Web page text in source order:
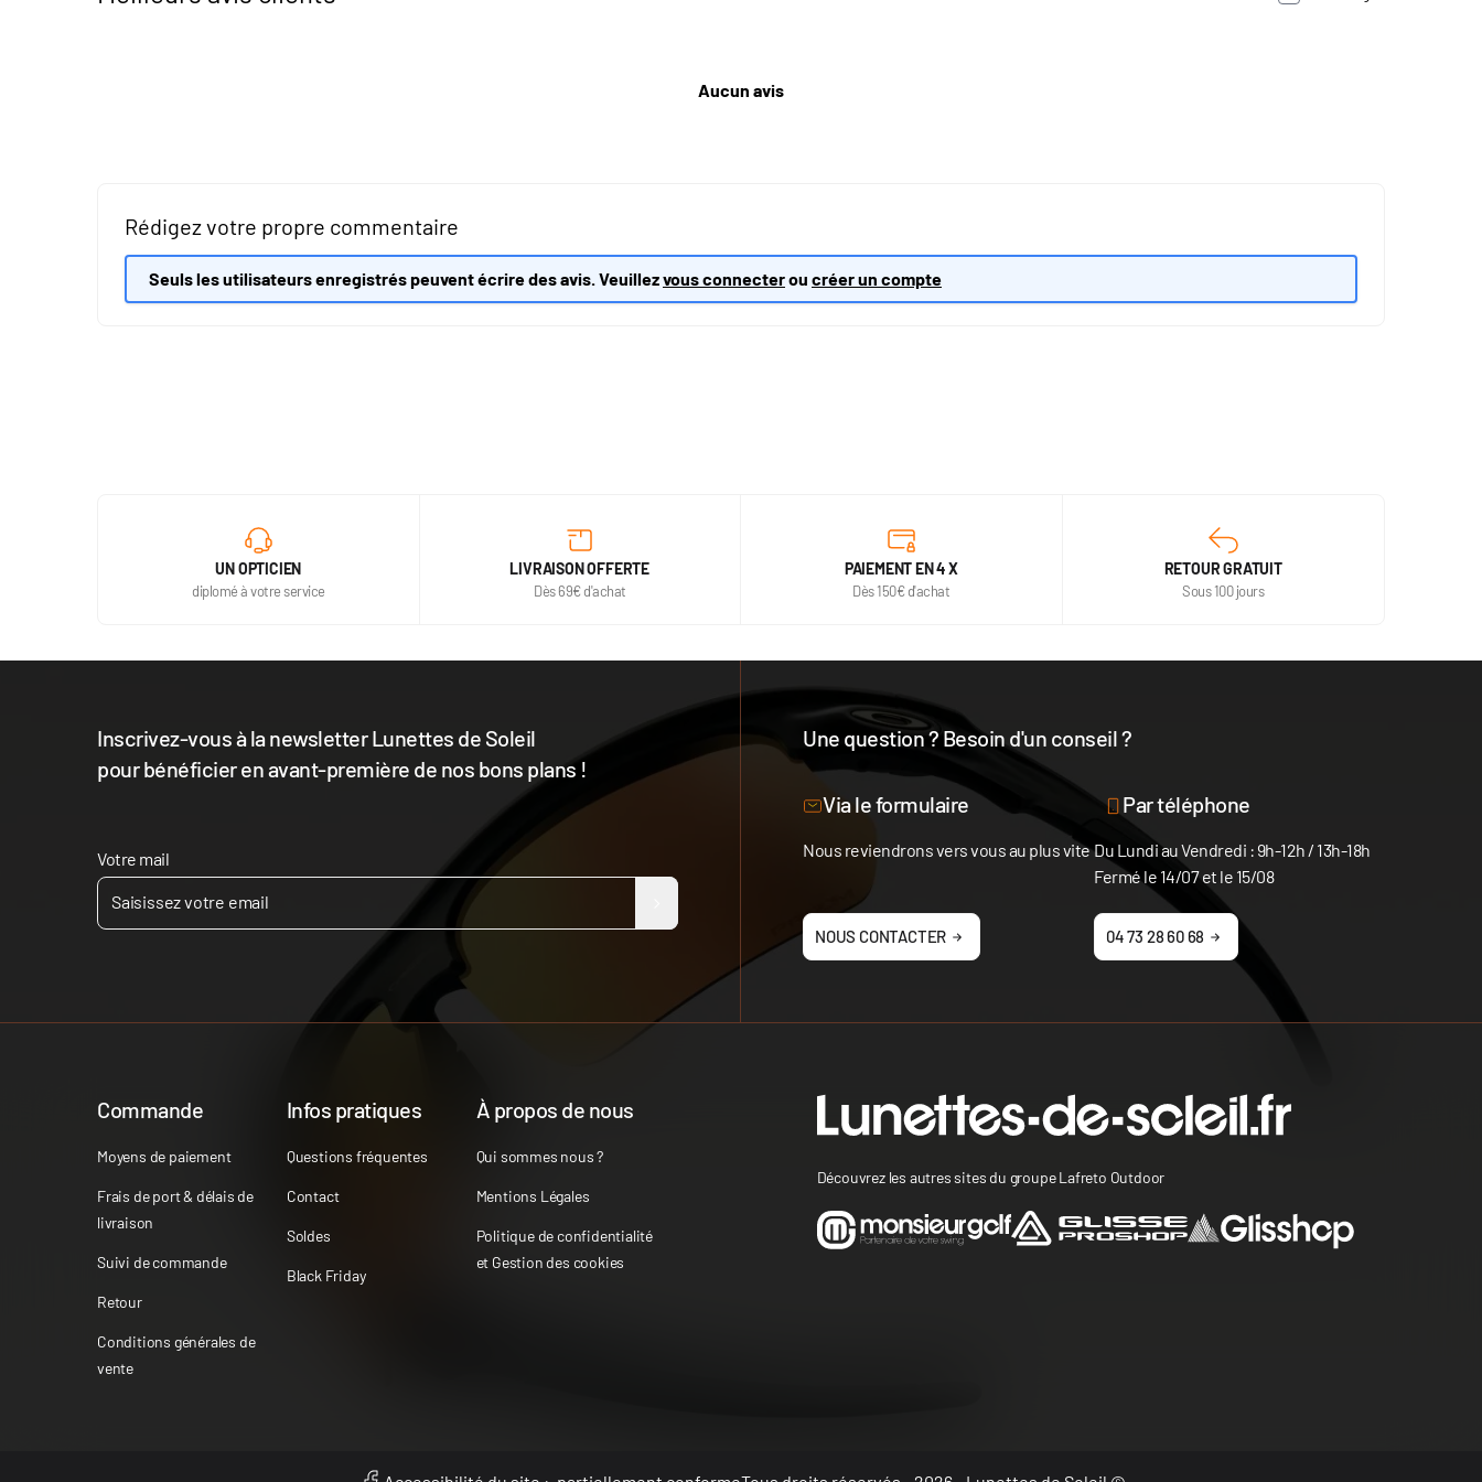
Aucun avis
Rédigez votre propre commentaire
Seuls les utilisateurs enregistrés peuvent écrire des avis. Veuillezvous connecterou créer un compte
UN OPTICIEN
diplomé à votre service
LIVRAISON OFFERTE
Dès 69€ d'achat
PAIEMENT EN 4 X
Dès 150€ d'achat
RETOUR GRATUIT
Sous 100 jours
Inscrivez-vous à la newsletter Lunettes de Soleil
pour bénéficier en avant-première de nos bons plans !
Votre mail
Une question ? Besoin d'un conseil ?
Notre équipe est à votre disposition
Via le formulaire Par téléphone
Nous reviendrons vers vous au plus vite
NOUS CONTACTER
Du Lundi au Vendredi : 9h-12h / 13h-18h
Fermé le 14/07 et le 15/08
04 73 28 60 68
Commande
Moyens de paiement
Frais de port & délais de
livraison
Suivi de commande
Retour
Conditions générales de
vente
Infos pratiques
Questions fréquentes
Contact
Soldes
Black Friday
À propos de nous
Qui sommes nous ?
Mentions Légales
Politique de confidentialité
et Gestion des cookies
Découvrez les autres sites du groupe Lafreto Outdoor